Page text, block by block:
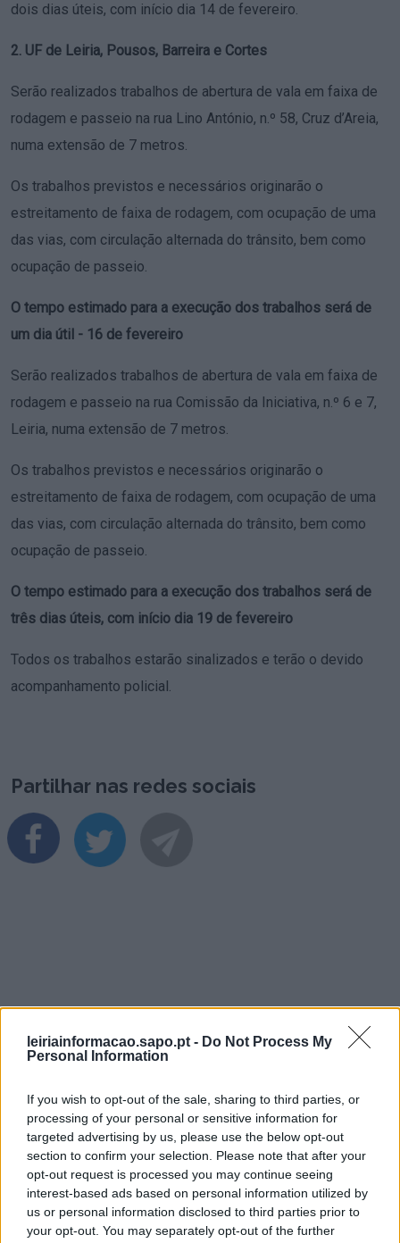
leiriainformacao.sapo.pt - Do Not Process My
Personal Information
If you wish to opt-out of the sale, sharing to third parties, or
processing of your personal or sensitive information for
targeted advertising by us, please use the below opt-out
section to confirm your selection. Please note that after your
opt-out request is processed you may continue seeing
interest-based ads based on personal information utilized by
us or personal information disclosed to third parties prior to
your opt-out. You may separately opt-out of the further
dois dias úteis, com início dia 14 de fevereiro.
2. UF de Leiria, Pousos, Barreira e Cortes
Serão realizados trabalhos de abertura de vala em faixa de
rodagem e passeio na rua Lino António, n.º 58, Cruz d’Areia,
numa extensão de 7 metros.
Os trabalhos previstos e necessários originarão o
estreitamento de faixa de rodagem, com ocupação de uma
das vias, com circulação alternada do trânsito, bem como
ocupação de passeio.
O tempo estimado para a execução dos trabalhos será de
um dia útil - 16 de fevereiro
Serão realizados trabalhos de abertura de vala em faixa de
rodagem e passeio na rua Comissão da Iniciativa, n.º 6 e 7,
Leiria, numa extensão de 7 metros.
Os trabalhos previstos e necessários originarão o
estreitamento de faixa de rodagem, com ocupação de uma
das vias, com circulação alternada do trânsito, bem como
ocupação de passeio.
O tempo estimado para a execução dos trabalhos será de
três dias úteis, com início dia 19 de fevereiro
Todos os trabalhos estarão sinalizados e terão o devido
acompanhamento policial.
Partilhar nas redes sociais